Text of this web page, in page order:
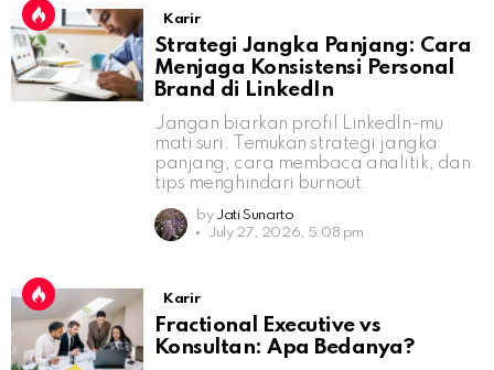
Karir
Strategi Jangka Panjang: Cara
Menjaga Konsistensi Personal
Brand di LinkedIn
Jangan biarkan profil LinkedIn-mu
mati suri. Temukan strategi jangka
panjang, cara membaca analitik, dan
tips menghindari burnout.
by Jati Sunarto
July 27, 2026, 5:08 pm
Karir
Fractional Executive vs
Konsultan: Apa Bedanya?